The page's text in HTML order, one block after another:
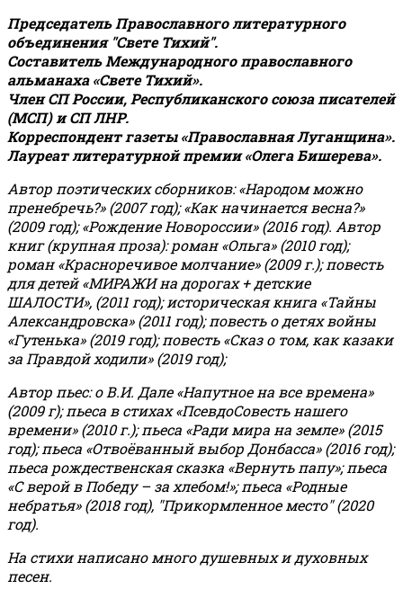
Председатель Православного литературного
объединения "Свете Тихий".
Составитель Международного православного
альманаха «Свете Тихий».
Член СП России, Республиканского союза писателей
(МСП) и СП ЛНР.
Корреспондент газеты «Православная Луганщина».
Лауреат литературной премии «Олега Бишерева».
Автор поэтических сборников: «Народом можно
пренебречь?» (2007 год); «Как начинается весна?»
(2009 год); «Рождение Новороссии» (2016 год). Автор
книг (крупная проза): роман «Ольга» (2010 год);
роман «Красноречивое молчание» (2009 г.); повесть
для детей «МИРАЖИ на дорогах + детские
ШАЛОСТИ», (2011 год); историческая книга «Тайны
Александровска» (2011 год); повесть о детях войны
«Гутенька» (2019 год); повесть «Сказ о том, как казаки
за Правдой ходили» (2019 год);
Автор пьес: о В.И. Дале «Напутное на все времена»
(2009 г); пьеса в стихах «ПсевдоСовесть нашего
времени» (2010 г.); пьеса «Ради мира на земле» (2015
год); пьеса «Отвоёванный выбор Донбасса» (2016 год);
пьеса рождественская сказка «Вернуть папу»; пьеса
«С верой в Победу – за хлебом!»;пьеса «Родные
небратья» (2018 год), "Прикормленное место" (2020
год).
На стихи написано много душевных и духовных
песен.